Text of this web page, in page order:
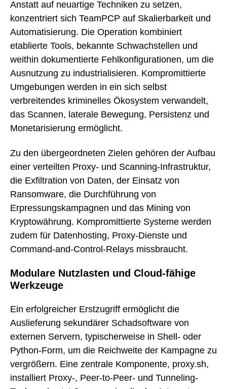
Anstatt auf neuartige Techniken zu setzen,
konzentriert sich TeamPCP auf Skalierbarkeit und
Automatisierung. Die Operation kombiniert
etablierte Tools, bekannte Schwachstellen und
weithin dokumentierte Fehlkonfigurationen, um die
Ausnutzung zu industrialisieren. Kompromittierte
Umgebungen werden in ein sich selbst
verbreitendes kriminelles Ökosystem verwandelt,
das Scannen, laterale Bewegung, Persistenz und
Monetarisierung ermöglicht.
Zu den übergeordneten Zielen gehören der Aufbau
einer verteilten Proxy- und Scanning-Infrastruktur,
die Exfiltration von Daten, der Einsatz von
Ransomware, die Durchführung von
Erpressungskampagnen und das Mining von
Kryptowährung. Kompromittierte Systeme werden
zudem für Datenhosting, Proxy-Dienste und
Command-and-Control-Relays missbraucht.
Modulare Nutzlasten und Cloud-fähige
Werkzeuge
Ein erfolgreicher Erstzugriff ermöglicht die
Auslieferung sekundärer Schadsoftware von
externen Servern, typischerweise in Shell- oder
Python-Form, um die Reichweite der Kampagne zu
vergrößern. Eine zentrale Komponente, proxy.sh,
installiert Proxy-, Peer-to-Peer- und Tunneling-